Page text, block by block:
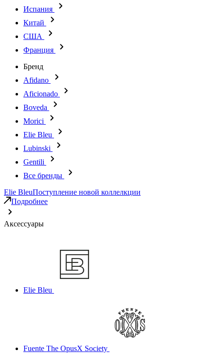
Испания
Китай
США
Франция
Бренд
Afidano
Aficionado
Boveda
Morici
Elie Bleu
Lubinski
Gentili
Все бренды
Elie BleuПоступление новой коллелкции
Подробнее
Аксессуары
Elie Bleu
Fuente The OpusX Society